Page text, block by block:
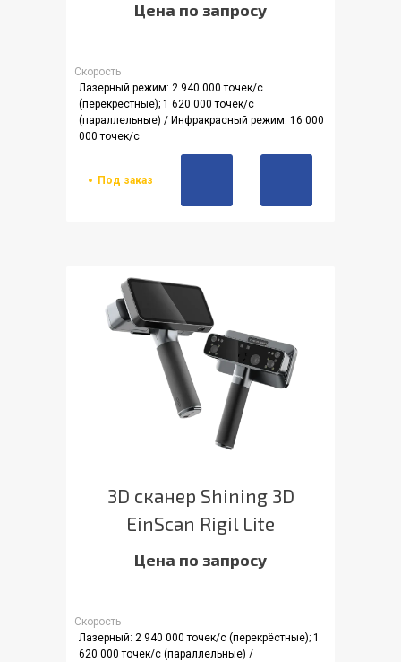
Цена по запросу
Скорость
Лазерный режим: 2 940 000 точек/с
(перекрёстные); 1 620 000 точек/с
(параллельные) / Инфракрасный режим: 16 000
000 точек/с
Под заказ
3D сканер Shining 3D
EinScan Rigil Lite
Цена по запросу
Скорость
Лазерный: 2 940 000 точек/с (перекрёстные); 1
620 000 точек/с (параллельные) /